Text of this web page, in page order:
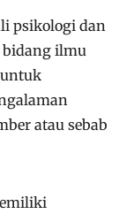
psikologi dan
ilmu
atau sebab